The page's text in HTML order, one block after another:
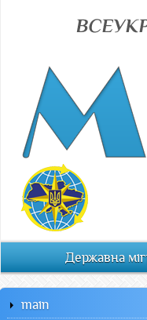
Державна
main